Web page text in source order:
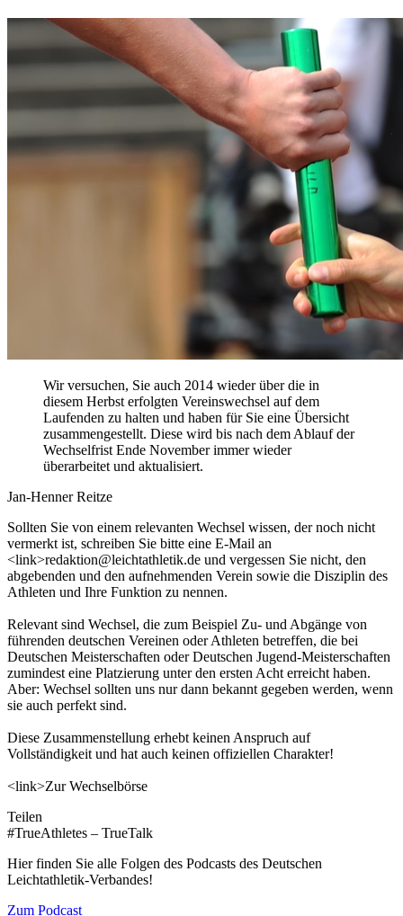
Wir versuchen, Sie auch 2014 wieder über die in
diesem Herbst erfolgten Vereinswechsel auf dem
Laufenden zu halten und haben für Sie eine Übersicht
zusammengestellt. Diese wird bis nach dem Ablauf der
Wechselfrist Ende November immer wieder
überarbeitet und aktualisiert.
Jan-Henner Reitze
Sollten Sie von einem relevanten Wechsel wissen, der noch nicht
vermerkt ist, schreiben Sie bitte eine E-Mail an
<link>redaktion@leichtathletik.de und vergessen Sie nicht, den
abgebenden und den aufnehmenden Verein sowie die Disziplin des
Athleten und Ihre Funktion zu nennen.
Relevant sind Wechsel, die zum Beispiel Zu- und Abgänge von
führenden deutschen Vereinen oder Athleten betreffen, die bei
Deutschen Meisterschaften oder Deutschen Jugend-Meisterschaften
zumindest eine Platzierung unter den ersten Acht erreicht haben.
Aber: Wechsel sollten uns nur dann bekannt gegeben werden, wenn
sie auch perfekt sind.
Diese Zusammenstellung erhebt keinen Anspruch auf
Vollständigkeit und hat auch keinen offiziellen Charakter!
<link>Zur Wechselbörse
Teilen
#TrueAthletes – TrueTalk
Hier finden Sie alle Folgen des Podcasts des Deutschen
Leichtathletik-Verbandes!
Zum Podcast